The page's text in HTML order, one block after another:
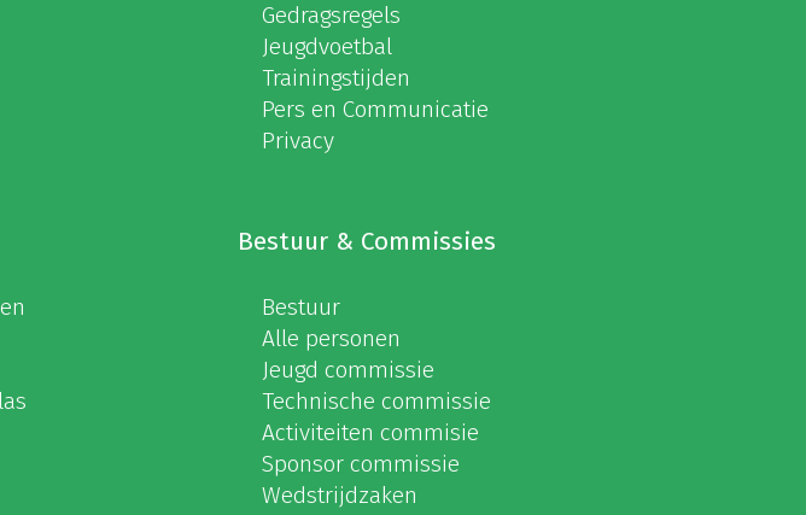
Gedragsregels
Jeugdvoetbal
Trainingstijden
Pers en Communicatie
Privacy
Bestuur & Commissies
Bestuur
Alle personen
Jeugd commissie
Technische commissie
Activiteiten commisie
Sponsor commissie
Wedstrijdzaken